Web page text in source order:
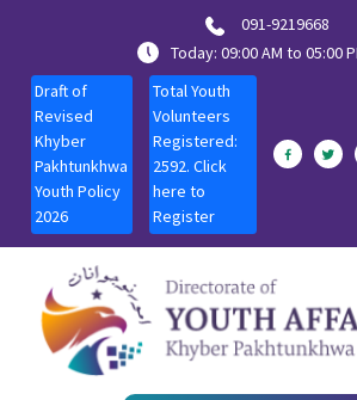
091-9219668
Today: 09:00 AM to 05:00
Draft of
Revised
Khyber
Pakhtunkhwa
Youth Policy
2026
Total Youth
Volunteers
Registered:
2592. Click
here to
Register